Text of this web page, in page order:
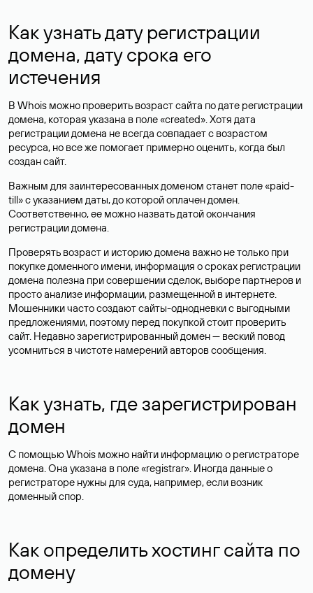
Как узнать дату регистрации
домена, дату срока его
истечения
В Whois можно проверить возраст сайта по дате регистрации
домена, которая указана в поле «created». Хотя дата
регистрации домена не всегда совпадает с возрастом
ресурса, но все же помогает примерно оценить, когда был
создан сайт.
Важным для заинтересованных доменом станет поле «paid-
till» с указанием даты, до которой оплачен домен.
Соответственно, ее можно назвать датой окончания
регистрации домена.
Проверять возраст и историю домена важно не только при
покупке доменного имени, информация о сроках регистрации
домена полезна при совершении сделок, выборе партнеров и
просто анализе информации, размещенной в интернете.
Мошенники часто создают сайты-однодневки с выгодными
предложениями, поэтому перед покупкой стоит проверить
сайт. Недавно зарегистрированный домен — веский повод
усомниться в чистоте намерений авторов сообщения.
Как узнать, где зарегистрирован
домен
С помощью Whois можно найти информацию о регистраторе
домена. Она указана в поле «registrar». Иногда данные о
регистраторе нужны для суда, например, если возник
доменный спор.
Как определить хостинг сайта по
домену